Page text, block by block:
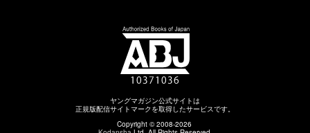
ヤングマガジン公式サイトは
正規版配信サイトマークを取得したサービスです。
Copyright © 2008-2026